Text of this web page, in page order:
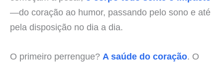
—do coração ao humor, passando pelo sono e até
pela disposição no dia a dia.
O primeiro perrengue? A saúde do coração. O